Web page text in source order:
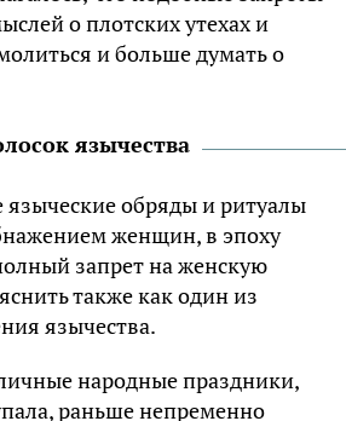
о плотских утехах и
и больше думать о
язычества
языческие обряды и ритуалы
женщин, в эпоху
запрет на женскую
также как один из
язычества.
народные праздники,
раньше непременно